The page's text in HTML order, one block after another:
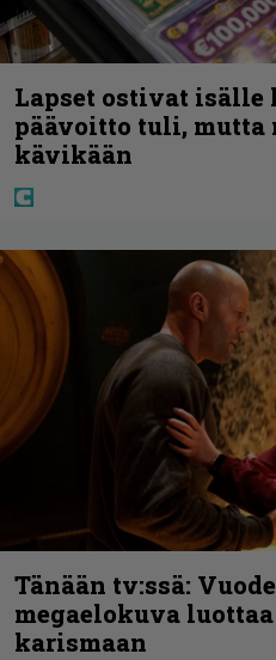
Lapset ostivat isälle
päävoitto tuli, mutta
kävikään
Tänään tv:ssä:
megaelokuva
karismaan